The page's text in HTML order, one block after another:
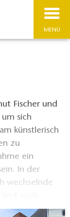
MENÜ
Fischer und
sich
künstlerisch
zu
ein
In der
wechselnde
auch
Kreativität